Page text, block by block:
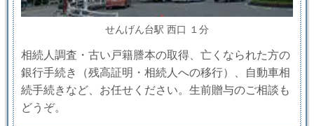
せんげん台駅 西口 １分
相続人調査・古い戸籍謄本の取得、亡くなられた方の
銀行手続き（残高証明・相続人への移行）、自動車相
続手続きなど、お任せください。生前贈与のご相談も
どうぞ。